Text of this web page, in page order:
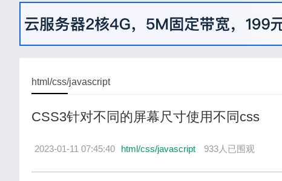
html/css/javascript
CSS3针对不同的屏幕尺寸使用不同css
2023-01-11 07:45:40 html/css/javascript 933人已围观